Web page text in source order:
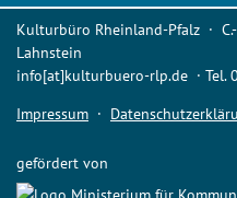
Kulturbüro Rheinland-Pfalz ·
Lahnstein
info[at]kulturbuero-rlp.de · Tel.
Impressum ·
gefördert von